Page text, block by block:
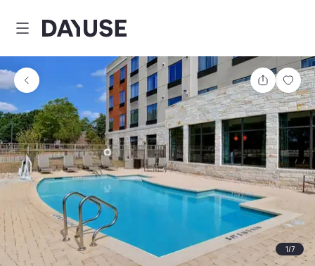
Dayuse
Partager
1/7